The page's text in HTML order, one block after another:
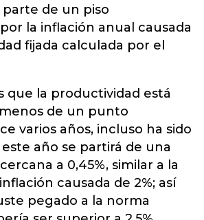
de un piso
la inflación anual causada
fijada calculada por el
que la productividad está
de un punto
varios años, incluso ha sido
año se partirá de una
a 0,45%, similar a la
causada de 2%; así
pegado a la norma